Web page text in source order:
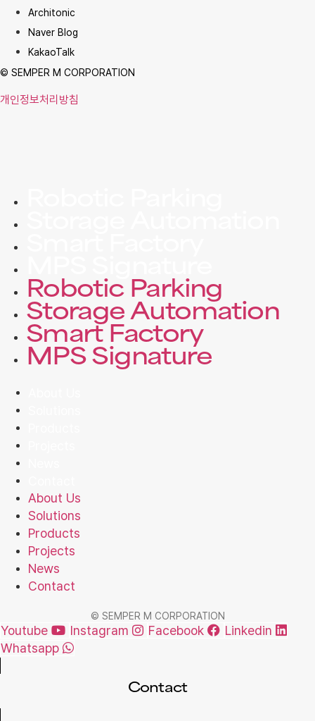
Architonic
Naver Blog
KakaoTalk
© SEMPER M CORPORATION
개인정보처리방침
Robotic Parking
Storage Automation
Smart Factory
MPS Signature
About Us
Solutions
Products
Projects
News
Contact
© SEMPER M CORPORATION
Youtube Instagram Facebook
Linkedin
Whatsapp
Contact